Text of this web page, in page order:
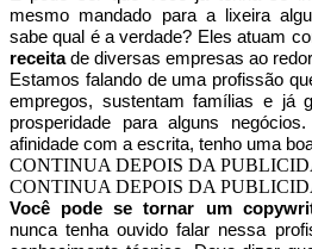
mesmo mandado para a lixeira
sabe qual é a verdade? Eles atuam
receitade diversas empresas ao
Estamos falando de uma profissão
empregos, sustentam famílias e já
prosperidade para alguns
afinidade com a escrita, tenho uma
CONTINUA DEPOIS DA
CONTINUA DEPOIS DA
Você pode se tornar um
nunca tenha ouvido falar nessa